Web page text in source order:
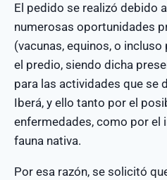
El pedido se realizó debido
numerosas oportunidades
(vacunas, equinos, o
el predio, siendo dicha
para las actividades que se
Iberá, y ello tanto por el
enfermedades, como por el
fauna nativa.
Por esa razón, se solicitó